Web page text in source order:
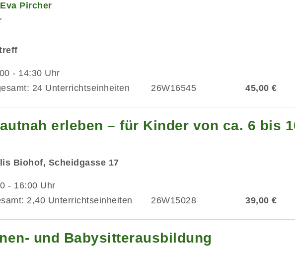
Pircher
- 14:30 Uhr
24 Unterrichtseinheiten
26W16545 45,00 €
erleben – für Kinder von ca. 6 bis
Biohof, Scheidgasse 17
- 16:00 Uhr
2,40 Unterrichtseinheiten
26W15028 39,00 €
und Babysitterausbildung